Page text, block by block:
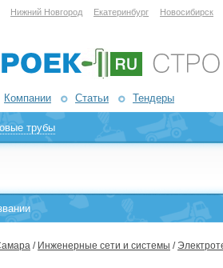
Нижний Новгород Екатеринбург Новосибирск
Компании Статьи Тендеры
трубы
/ Инженерные сети и системы /